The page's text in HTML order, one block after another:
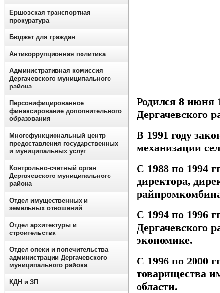
Родился 8 июня
Дергачевского
В 1991 году
механизации
С 1988 по 1994
директора,
С 1994 по 1996
Дергачевского
экономике.
С 1996 по 2000
товарищества
области.
Ершовская транспортная
прокуратура
Бюджет для граждан
Антикоррупционная политика
Административная комиссия
Дергачевского муниципального
района
Персонифицированное
финансирование дополнительного
образования
Многофункциональный центр
предоставления государственных
и муниципальных услуг
Контрольно-счетный орган
Дергачевского муниципального
района
Отдел имущественных и
земельных отношений
Отдел архитектуры и
строительства
Отдел опеки и попечительства
администрации Дергачевского
муниципального района
КДН и ЗП